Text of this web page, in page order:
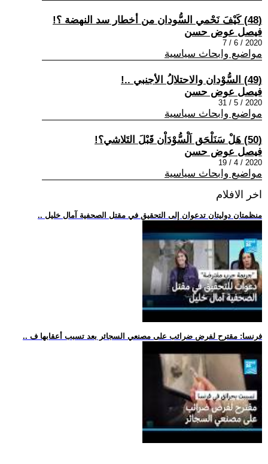
(48) كَيْفَ نَحْمي السُّودان من أخطار سد النهضة ؟!
فيصل عوض حسن
2020 / 6 / 7
مواضيع وابحاث سياسية
(49) السُّوْدان والاحتلالُ الأجنبي ..!
فيصل عوض حسن
2020 / 5 / 31
مواضيع وابحاث سياسية
(50) هَلْ سَنَلْحَق اَلْسُّوْدَاْن قَبْلَ التَلاشي؟!
فيصل عوض حسن
2020 / 4 / 19
مواضيع وابحاث سياسية
اخر الافلام
.. منظمتان دوليتان تدعوان إلى التحقيق في مقتل الصحفية آمال خليل
.. فرنسا: مقترح لفرض ضرائب على مصنعي السجائر بعد تسبب أعقابها ف